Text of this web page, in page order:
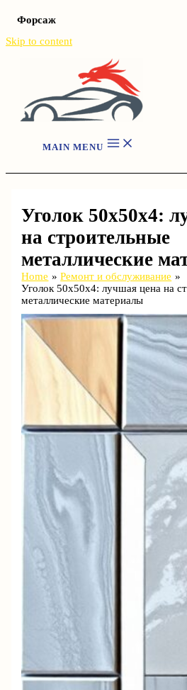
Форсаж
Skip to content
MAIN MENU
Уголок 50х50х4:
на строительные
металлические
Home
Ремонт и обслуживание
Уголок 50х50х4: лучшая цена на
металлические материалы